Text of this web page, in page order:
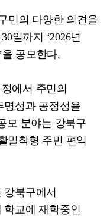
민의 다양한 의견을
30일까지 ‘2026년
’을 공모한다.
에서 주민의
명성과 공정성을
모 분야는 강북구
밀착형 주민 편익
북구에서
학교에 재학중인